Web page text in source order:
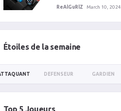
ReAlGuRlZ March 10, 2024
Étoiles de la semaine
DÉFENSEUR GARDIEN